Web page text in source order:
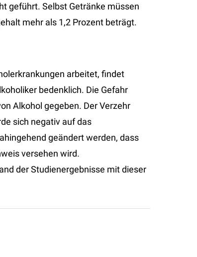
geführt. Selbst Getränke müssen
mehr als 1,2 Prozent beträgt.
arbeitet, findet
bedenklich. Die Gefahr
Alkohol gegeben. Der Verzehr
sich negativ auf das
geändert werden, dass
versehen wird.
der Studienergebnisse mit dieser